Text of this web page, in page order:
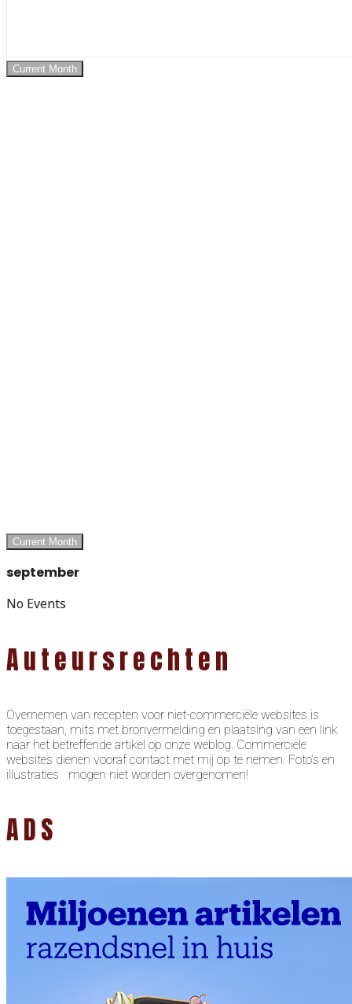
Current Month
Current Month
september
No Events
Auteursrechten
Overnemen van recepten voor niet-commerciële websites is
toegestaan, mits met bronvermelding en plaatsing van een link
naar het betreffende artikel op onze weblog. Commerciële
websites dienen vooraf contact met mij op te nemen. Foto’s en
illustraties mogen niet worden overgenomen!
ADS